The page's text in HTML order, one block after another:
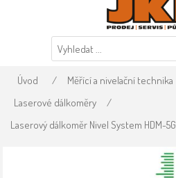
Úvod / Měřící a nivelační technika
Laserové dálkoměry
/
Laserový dálkoměr Nivel System HDM-5G